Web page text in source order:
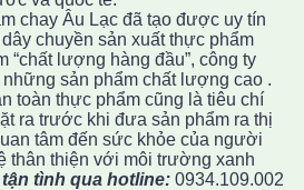
chay Âu Lạc đã tạo được uy tín
chuyền sản xuất thực phẩm
“chất lượng hàng đầu”, công ty
sản phẩm chất lượng cao .
toàn thực phẩm cũng là tiêu chí
ra trước khi đưa sản phẩm ra thị
tâm đến sức khỏe của người
thân thiện với môi trường xanh
tình qua hotline: 0934.109.002